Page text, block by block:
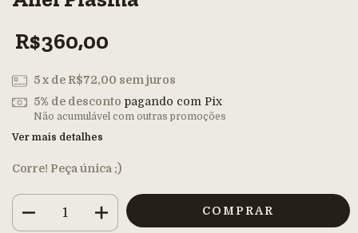
R$360,00
5 x de R$72,00 sem juros
5% de desconto pagando com Pix
Não acumulável com outras promoções
Ver mais detalhes
Corre! Peça única ;)